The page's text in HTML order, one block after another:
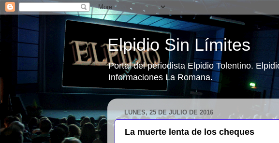
Elpidio Sin Límites
Portal del periodista Elpidio Tolentino.
Informaciones La Romana.
LUNES, 25 DE JULIO DE 2016
La muerte lenta de los cheques